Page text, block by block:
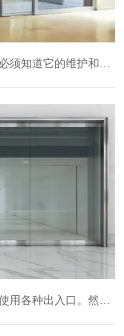
自动门有着广泛的应用。在使用它之前，我们必须知道它的维护和测试方法？这样，我们才能更好地应用它。如果你对这个话题感兴趣，让我们来看看。我希望它能帮助一些相关人士。...
自动门是目前我国使用率较高的自动门，可以使用各种出入口。然而，整个管理体系的发展必须建立专业的生产。安装和工作环境的要求和限制。自动门不仅提高了用户的易用性，而且...